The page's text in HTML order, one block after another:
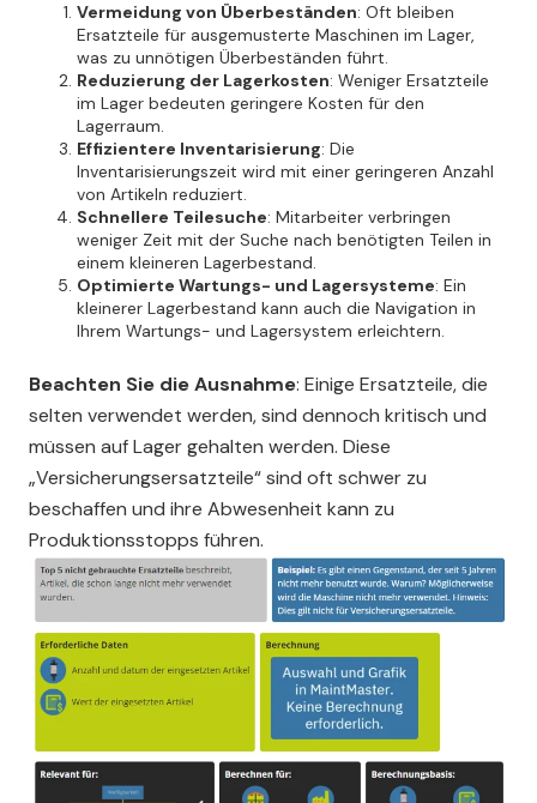
Vermeidung von Überbeständen: Oft bleiben
Ersatzteile für ausgemusterte Maschinen im Lager,
was zu unnötigen Überbeständen führt.
Reduzierung der Lagerkosten: Weniger Ersatzteile
im Lager bedeuten geringere Kosten für den
Lagerraum.
Effizientere Inventarisierung: Die
Inventarisierungszeit wird mit einer geringeren Anzahl
von Artikeln reduziert.
Schnellere Teilesuche: Mitarbeiter verbringen
weniger Zeit mit der Suche nach benötigten Teilen in
einem kleineren Lagerbestand.
Optimierte Wartungs- und Lagersysteme: Ein
kleinerer Lagerbestand kann auch die Navigation in
Ihrem Wartungs- und Lagersystem erleichtern.
Beachten Sie die Ausnahme: Einige Ersatzteile, die
selten verwendet werden, sind dennoch kritisch und
müssen auf Lager gehalten werden. Diese
„Versicherungsersatzteile“ sind oft schwer zu
beschaffen und ihre Abwesenheit kann zu
Produktionsstopps führen.